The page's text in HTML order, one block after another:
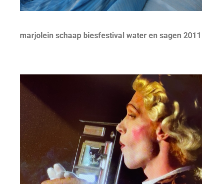
marjolein schaap biesfestival water en sagen 2011